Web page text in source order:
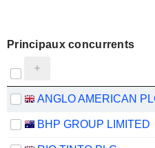
Principaux concurrents
ANGLO AMERICAN
BHP GROUP LIMITED